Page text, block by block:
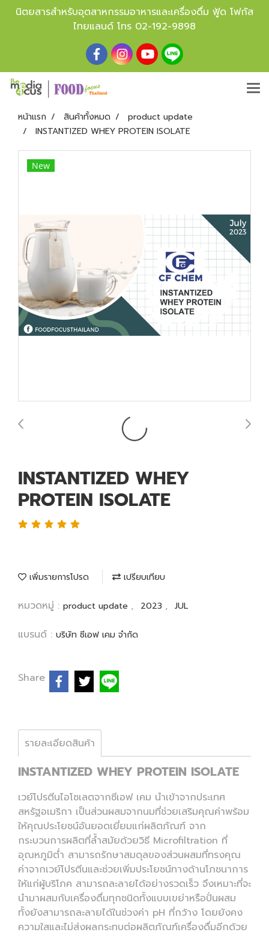
นิตยสารสำหรับอุตสาหกรรมอาหารและเครื่องดื่ม ฟู้ด โฟกัส
ไทยแลนด์ โทร 02-192-9898
หน้าแรก สินค้าทั้งหมด
product update
INSTANTIZED WHEY PROTEIN ISOLATE
New
INSTANTIZED WHEY
PROTEIN ISOLATE
เพิ่มรายการโปรด เปรียบเทียบ
หมวดหมู่ : product update , 2023 , JUL
แบรนด์ : บริษัท ซีเอฟ เคม จำกัด
Share
รายละเอียดสินค้า
INSTANTIZED WHEY PROTEIN ISOLATE
เวย์โปรตีนไอโซเลตจากซีเอฟ เคม นำเข้าจากประเทศ
สหรัฐอเมริกา เป็นส่วนผสมจากนมที่ช่วยเสริมคุณค่าพร้อม
ให้คุณประโยชน์อันยอดเยี่ยมแก่ผลิตภัณฑ์ จาก
กระบวนการผลิตที่ล้ำสมัยด้วยวิธี Microfiltration ที่
อุณหภูมิต่ำ สามารถรักษาสมดุลของส่วนผสมที่ทรงคุณ
ค่าจากเวย์โปรตีนและช่วยเพิ่มประโยชน์ทางด้านโภชนาการ
ให้แก่ผู้บริโภค สามารถละลายได้อย่างรวดเร็ว จึงเหมาะที่จะ
นำมาผสมกับเครื่องดื่มทุกชนิดทั้งแบบเขย่าหรือปั่นผสม
ทั้งยังสามารถละลายได้ในช่วงค่า pH ที่กว้าง โดยยังคง
ความใสและไม่ส่งผลกระทบต่อผลิตภัณฑ์เครื่องดื่มอีกด้วย